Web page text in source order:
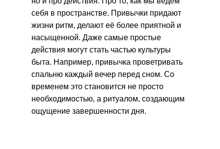
себя в пространстве. Привычки придают
жизни ритм, делают её более приятной и
насыщенной. Даже самые простые
действия могут стать частью культуры
быта. Например, привычка проветривать
спальню каждый вечер перед сном. Со
временем это становится не просто
необходимостью, а ритуалом, создающим
ощущение завершенности дня.